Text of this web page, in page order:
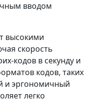
вводом
высокими
скорость
кодов в секунду и
кодов, таких
и эргономичный
легко